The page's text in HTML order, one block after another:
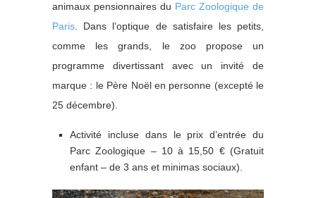
animaux pensionnaires du Parc Zoologique de
Paris. Dans l’optique de satisfaire les petits,
comme les grands, le zoo propose un
programme divertissant avec un invité de
marque : le Père Noël en personne (excepté le
25 décembre).
Activité incluse dans le prix d’entrée du
Parc Zoologique – 10 à 15,50 € (Gratuit
enfant – de 3 ans et minimas sociaux).